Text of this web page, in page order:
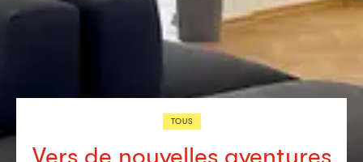
TOUS
Vers de nouvelles aventures